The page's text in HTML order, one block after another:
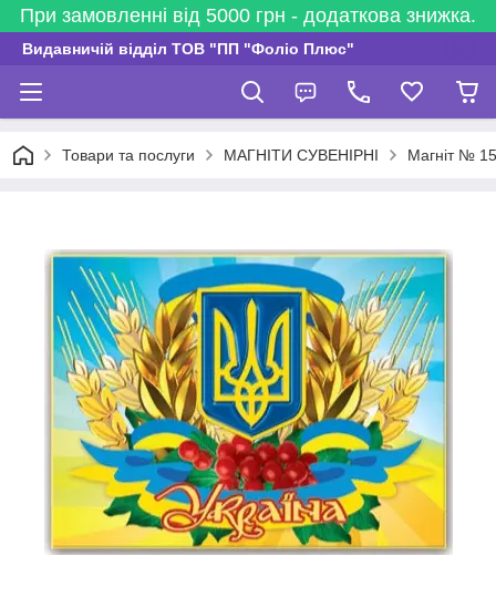
При замовленні від 5000 грн - додаткова знижка.
Видавничій відділ ТОВ "ПП "Фоліо Плюс"
Товари та послуги МАГНІТИ СУВЕНІРНІ Магніт №